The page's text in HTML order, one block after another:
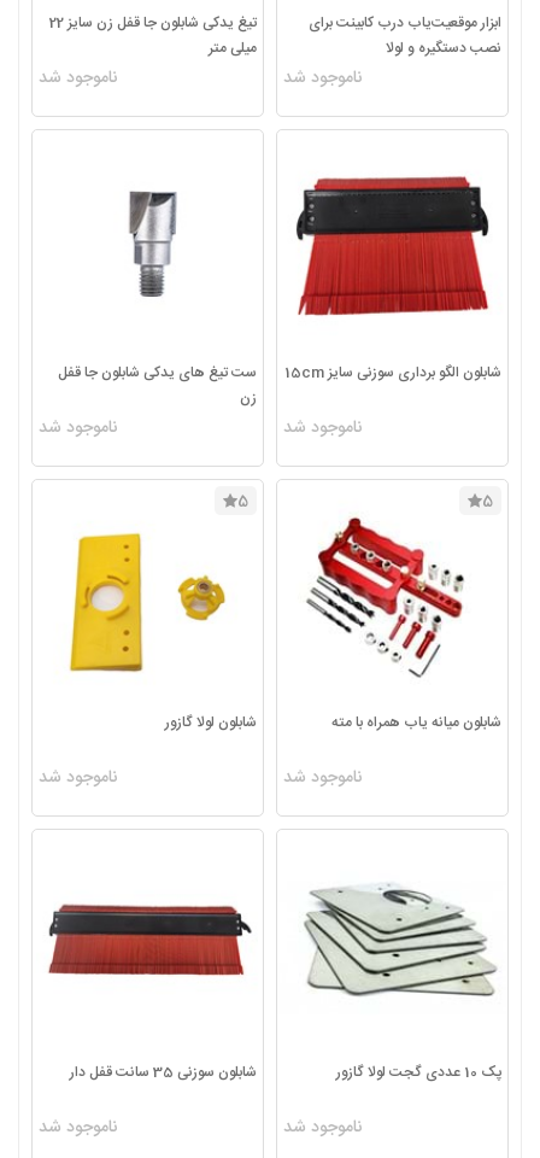
ابزار موقعیت‌یاب درب کابینت برای
نصب دستگیره و لولا
ناموجود شد
تیغ یدکی شابلون جا قفل زن سایز 22
میلی متر
ناموجود شد
شابلون الگو برداری سوزنی سایز 15cm
ناموجود شد
ست تیغ های یدکی شابلون جا قفل
زن
ناموجود شد
5
شابلون میانه یاب همراه با مته
ناموجود شد
5
شابلون لولا گازور
ناموجود شد
پک 10 عددی گجت لولا گازور
ناموجود شد
شابلون سوزنی 35 سانت قفل دار
ناموجود شد